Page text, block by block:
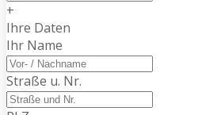
+
Ihre Daten
Ihr Name
Straße u. Nr.